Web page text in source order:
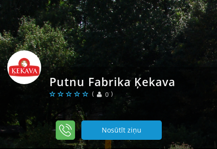
Putnu Fabrika Ķekava
( 0 )
Nosūtīt ziņu